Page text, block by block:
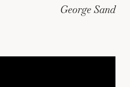
George Sand